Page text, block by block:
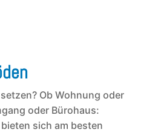
Ob Wohnung oder
oder Bürohaus:
sich am besten